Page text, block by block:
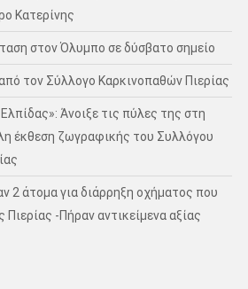
Κατερίνης
στον Όλυμπο σε δύσβατο σημείο
τον Σύλλογο Καρκινοπαθών Πιερίας
Άνοιξε τις πύλες της στη
έκθεση ζωγραφικής του Συλλόγου
2 άτομα για διάρρηξη οχήματος που
Πιερίας -Πήραν αντικείμενα αξίας